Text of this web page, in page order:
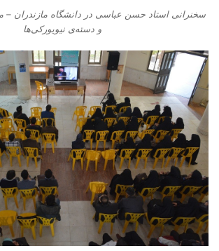
سخنرانی استاد حسن عباسی در دانشگاه مازندران –
و دسته‌‌ی نیویورکی‌ها